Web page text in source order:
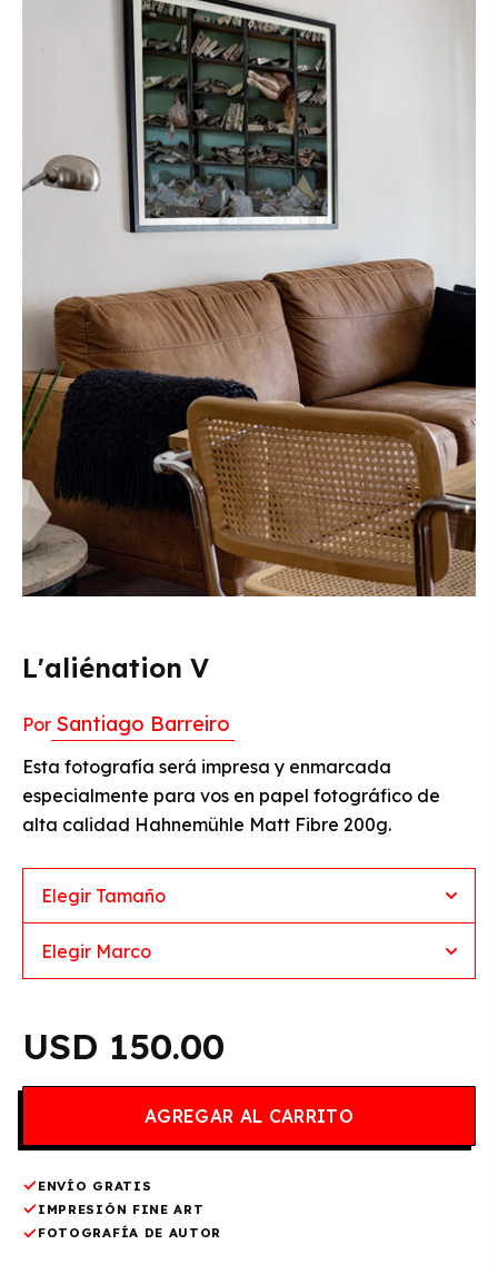
L'aliénation V
Por Santiago Barreiro
Esta fotografía será impresa y enmarcada
especialmente para vos en papel fotográfico de
alta calidad Hahnemühle Matt Fibre 200g.
150.00
ENVÍO GRATIS
IMPRESIÓN FINE ART
FOTOGRAFÍA DE AUTOR